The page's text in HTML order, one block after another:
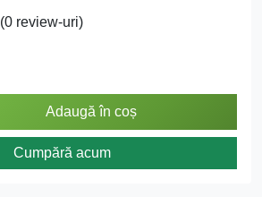
(0 review-uri)
Adaugă în coș
Cumpără acum